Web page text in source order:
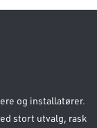
og installatører.
stort utvalg, rask